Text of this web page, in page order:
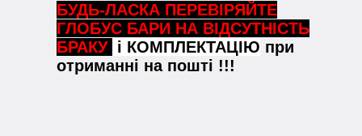
БУДЬ-ЛАСКА ПЕРЕВІРЯЙТЕ
ГЛОБУС БАРИ НА ВІДСУТНІСТЬ
БРАКУ і КОМПЛЕКТАЦІЮ при
отриманні на пошті !!!